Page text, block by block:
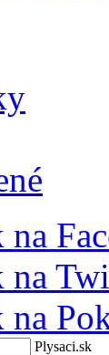
na
na
Plysaci.sk